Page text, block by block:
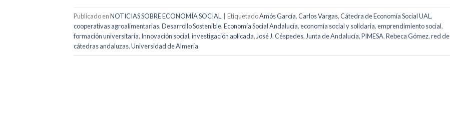
Publicado enNOTICIAS SOBRE ECONOMÍA SOCIAL EtiquetadoAmós García,Carlos Vargas,Cátedra de Economía Social UAL,
cooperativas agroalimentarias,Desarrollo Sostenible,Economía Social Andalucía,economía social y solidaria,emprendimiento social,
formación universitaria, Innovación social,investigación aplicada,José J. Céspedes,Junta de Andalucía,PIMESA,Rebeca Gómez,red de
cátedras andaluzas,Universidad de Almería